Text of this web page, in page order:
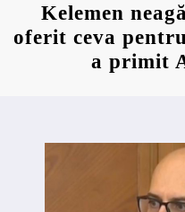
Kelemen
oferit ceva
a primit